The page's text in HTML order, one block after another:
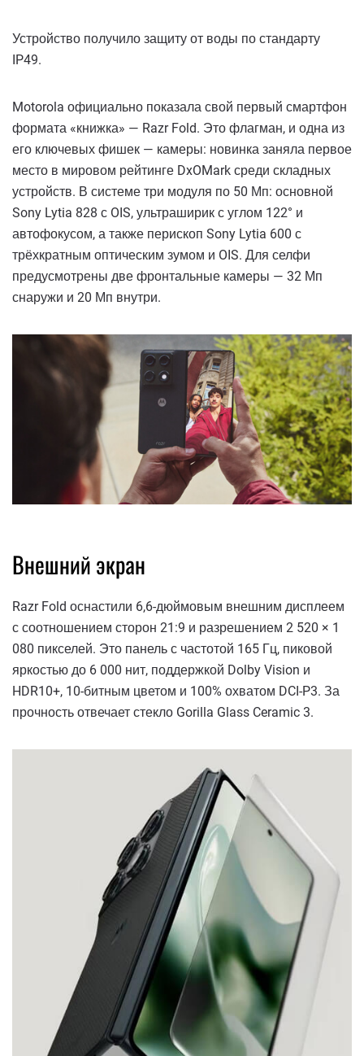
Устройство получило защиту от воды по стандарту
IP49.
Motorola официально показала свой первый смартфон
формата «книжка» — Razr Fold. Это флагман, и одна из
его ключевых фишек — камеры: новинка заняла первое
место в мировом рейтинге DxOMark среди складных
устройств. В системе три модуля по 50 Мп: основной
Sony Lytia 828 с OIS, ультраширик с углом 122° и
автофокусом, а также перископ Sony Lytia 600 с
трёхкратным оптическим зумом и OIS. Для селфи
предусмотрены две фронтальные камеры — 32 Мп
снаружи и 20 Мп внутри.
Внешний экран
Razr Fold оснастили 6,6-дюймовым внешним дисплеем
с соотношением сторон 21:9 и разрешением 2 520 × 1
080 пикселей. Это панель с частотой 165 Гц, пиковой
яркостью до 6 000 нит, поддержкой Dolby Vision и
HDR10+, 10-битным цветом и 100% охватом DCI-P3. За
прочность отвечает стекло Gorilla Glass Ceramic 3.